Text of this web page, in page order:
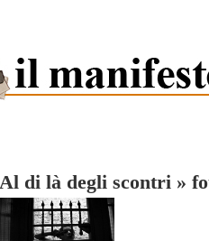
Al di là degli scontri »